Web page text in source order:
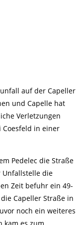
auf der Capeller
und Capelle hat
Verletzungen
Coesfeld in einer
Pedelec die Straße
Unfallstelle die
Zeit befuhr ein 49-
Capeller Straße in
noch ein weiteres